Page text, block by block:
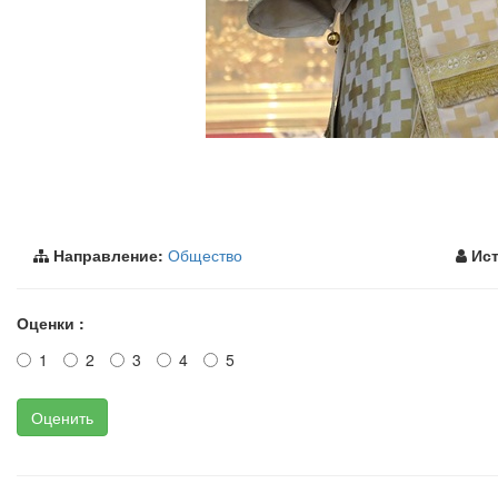
Направление: Общество
Оценки :
1
2 3 4 5
Оценить